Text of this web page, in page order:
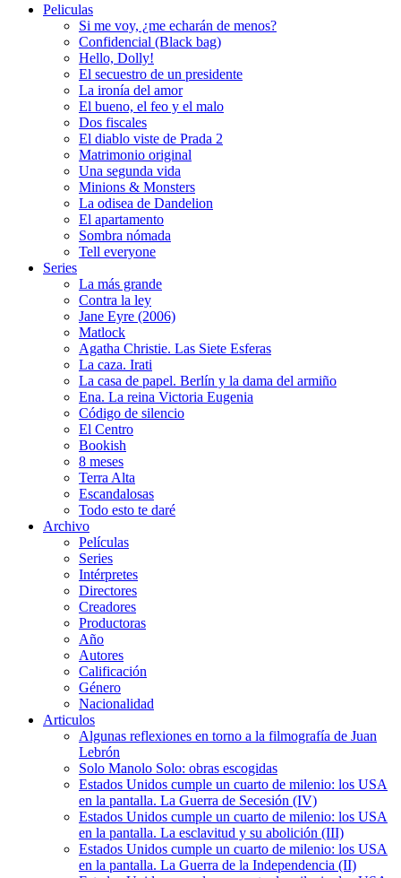
Peliculas
Si me voy, ¿me echarán de menos?
Confidencial (Black bag)
Hello, Dolly!
El secuestro de un presidente
La ironía del amor
El bueno, el feo y el malo
Dos fiscales
El diablo viste de Prada 2
Matrimonio original
Una segunda vida
Minions & Monsters
La odisea de Dandelion
El apartamento
Sombra nómada
Tell everyone
Series
La más grande
Contra la ley
Jane Eyre (2006)
Matlock
Agatha Christie. Las Siete Esferas
La caza. Irati
La casa de papel. Berlín y la dama del armiño
Ena. La reina Victoria Eugenia
Código de silencio
El Centro
Bookish
8 meses
Terra Alta
Escandalosas
Todo esto te daré
Archivo
Películas
Series
Intérpretes
Directores
Creadores
Productoras
Año
Autores
Calificación
Género
Nacionalidad
Articulos
Algunas reflexiones en torno a la filmografía de Juan
Lebrón
Solo Manolo Solo: obras escogidas
Estados Unidos cumple un cuarto de milenio: los USA
en la pantalla. La Guerra de Secesión (IV)
Estados Unidos cumple un cuarto de milenio: los USA
en la pantalla. La esclavitud y su abolición (III)
Estados Unidos cumple un cuarto de milenio: los USA
en la pantalla. La Guerra de la Independencia (II)